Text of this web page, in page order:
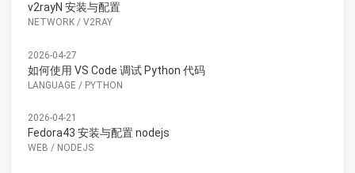
v2rayN 安装与配置
NETWORK / V2RAY
2026-04-27
如何使用 VS Code 调试 Python 代码
LANGUAGE / PYTHON
2026-04-21
Fedora43 安装与配置 nodejs
WEB / NODEJS